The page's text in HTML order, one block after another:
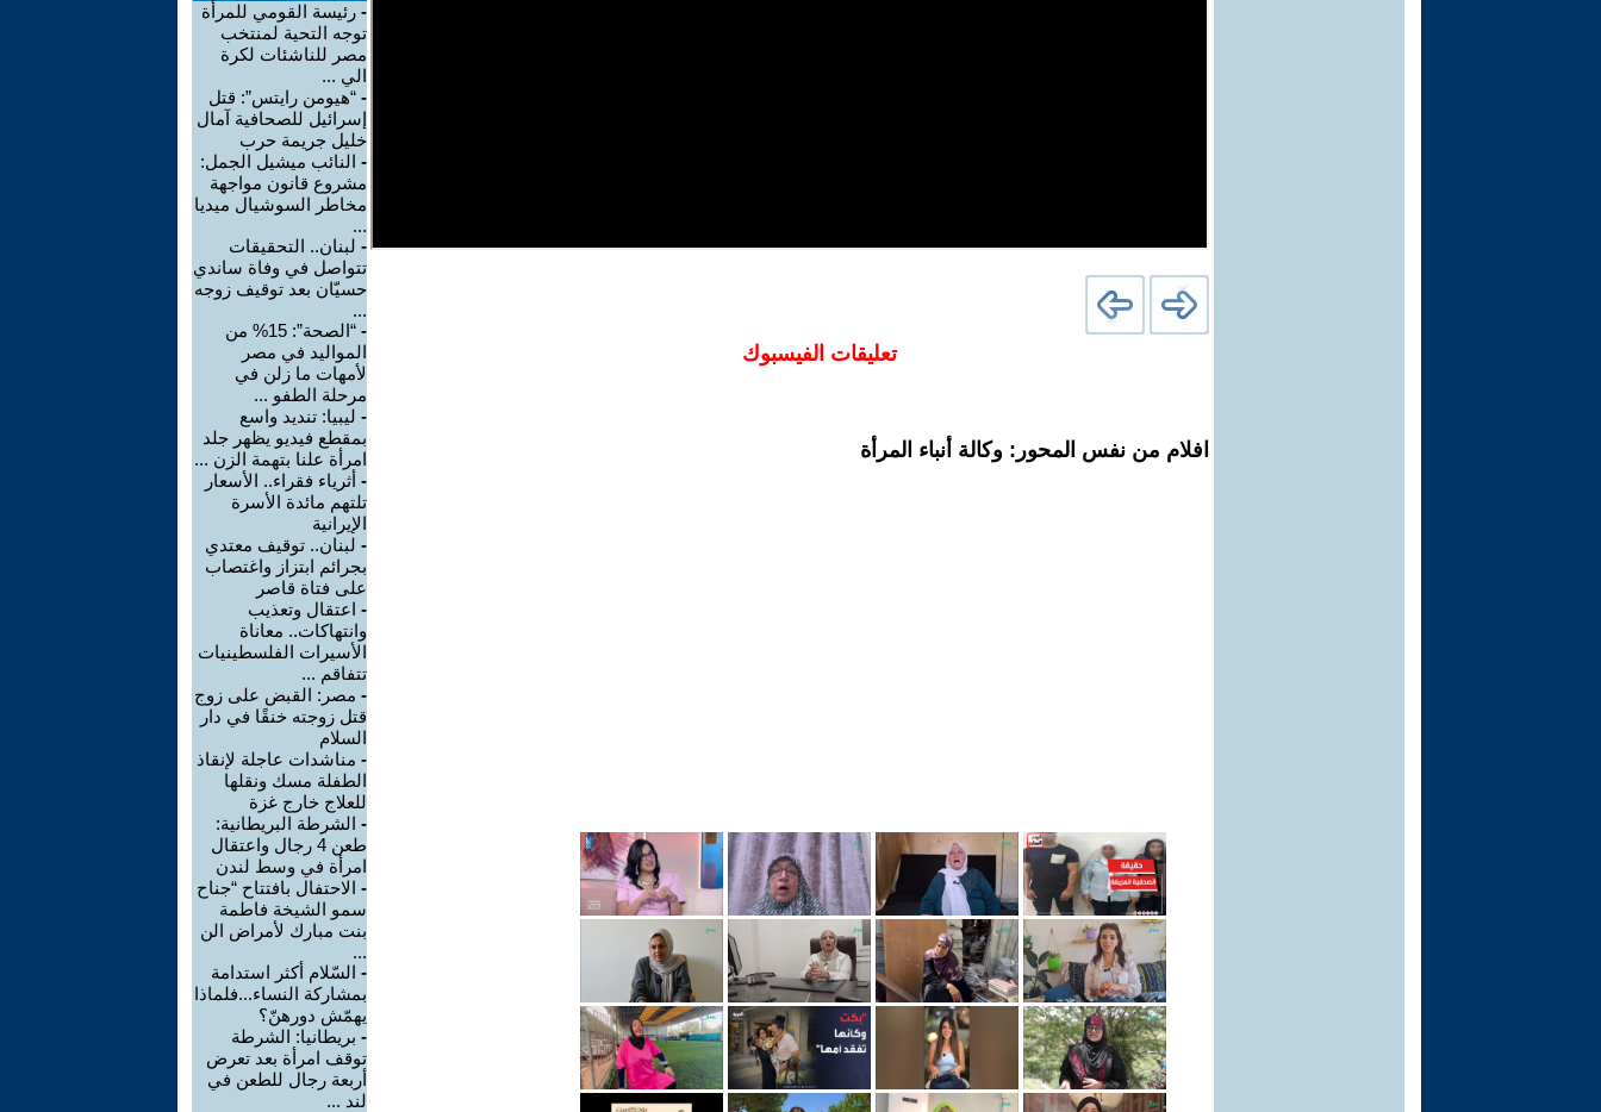
تعليقات الفيسبوك
افلام من نفس المحور: وكالة أنباء المرأة
- رئيسة القومي للمرأة
توجه التحية لمنتخب
مصر للناشئات لكرة
الي ...
- “هيومن رايتس”: قتل
إسرائيل للصحافية آمال
خليل جريمة حرب
- النائب ميشيل الجمل:
مشروع قانون مواجهة
مخاطر السوشيال ميديا
...
- لبنان.. التحقيقات
تتواصل في وفاة ساندي
حسيّان بعد توقيف زوجه
...
-
“الصحة”: 15% من
المواليد في مصر
لأمهات ما زلن في
مرحلة الطفو ...
- ليبيا: تنديد واسع
بمقطع فيديو يظهر جلد
امرأة علنا بتهمة الزن ...
- أثرياء فقراء.. الأسعار
تلتهم مائدة الأسرة
الإيرانية
- لبنان.. توقيف معتدي
بجرائم ابتزاز واغتصاب
على فتاة قاصر
- اعتقال وتعذيب
وانتهاكات.. معاناة
الأسيرات الفلسطينيات
تتفاقم ...
- مصر: القبض على زوج
قتل زوجته خنقًا في دار
السلام
- مناشدات عاجلة لإنقاذ
الطفلة مسك ونقلها
للعلاج خارج غزة
- الشرطة البريطانية:
طعن 4 رجال واعتقال
امرأة في وسط لندن
- الاحتفال بافتتاح “جناح
سمو الشيخة فاطمة
بنت مبارك لأمراض الن
...
- السّلام أكثر استدامة
بمشاركة النساء...فلماذا
يهمّش دورهنّ؟
- بريطانيا: الشرطة
توقف امرأة بعد تعرض
أربعة رجال للطعن في
لند ...